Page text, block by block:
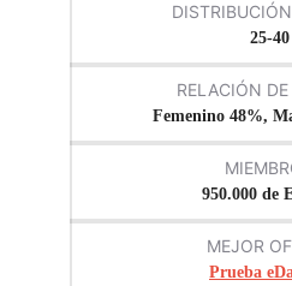
25-40
RELACIÓN DE
Femenino 48%,
950.000 de
MEJOR
Prueba